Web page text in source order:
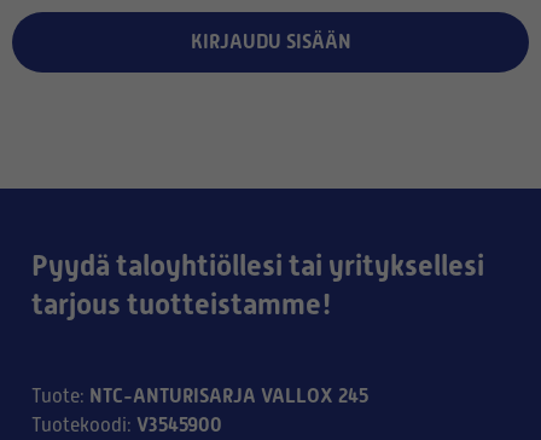
KIRJAUDU SISÄÄN
Pyydä taloyhtiöllesi tai yrityksellesi
tarjous tuotteistamme!
Tuote: NTC-ANTURISARJA VALLOX 245
Tuotekoodi: V3545900